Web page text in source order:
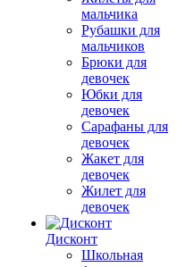
мальчика
Рубашки для
мальчиков
Брюки для
девочек
Юбки для
девочек
Сарафаны для
девочек
Жакет для
девочек
Жилет для
девочек
Дисконт
Школьная